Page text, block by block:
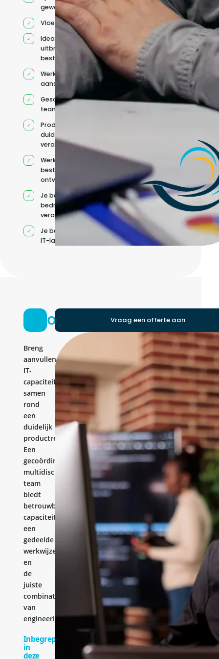
geworven profiel
Vloeiend Engels
Ideaal voor het
uitbreiden van
bestaande capaciteit
Werkt onder jouw
aansturing
Geschikt voor hybride
teams
Productcontext en
duidelijke
verantwoordelijkheden
Werkt binnen jouw
bestaande
ontwikkelteam
Je behoudt jouw
bedrijfs- en IT-
verantwoordelijkheden
Je beheert jouw eigen
IT-landschap
Ontwikkelteam
Breng
aanvullende
IT-
capaciteit
samen
rond
een
duidelijk
productresultaat.
Een
gecoördineerd
multidisciplinair
team
biedt
betrouwbare
capaciteit,
een
gedeelde
werkwijze
en
de
juiste
combinatie
van
engineeringervaring.
Inbegrepen
in
deze
Vraag een offerte aan